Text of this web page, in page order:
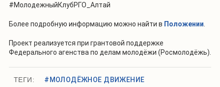
#МолодежныйКлубРГО_Алтай
Более подробную информацию можно найти в Положении
Проект реализуется при грантовой поддержке
Федерального агенства по делам молодёжи (Росмолодёжь).
ТЕГИ: #МОЛОДЁЖНОЕ ДВИЖЕНИЕ